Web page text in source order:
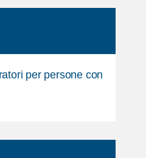
per persone con